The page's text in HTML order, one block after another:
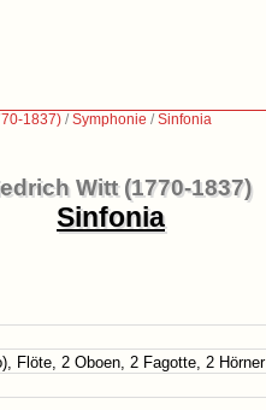
1837) /Symphonie /Sinfonia
Witt (1770-1837)
Sinfonia
Flöte, 2 Oboen, 2 Fagotte, 2 Hörner